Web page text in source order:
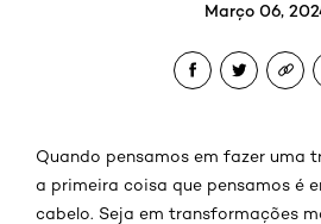
Março 06,
Quando pensamos em fazer uma
a primeira coisa que pensamos é
cabelo. Seja em transformações